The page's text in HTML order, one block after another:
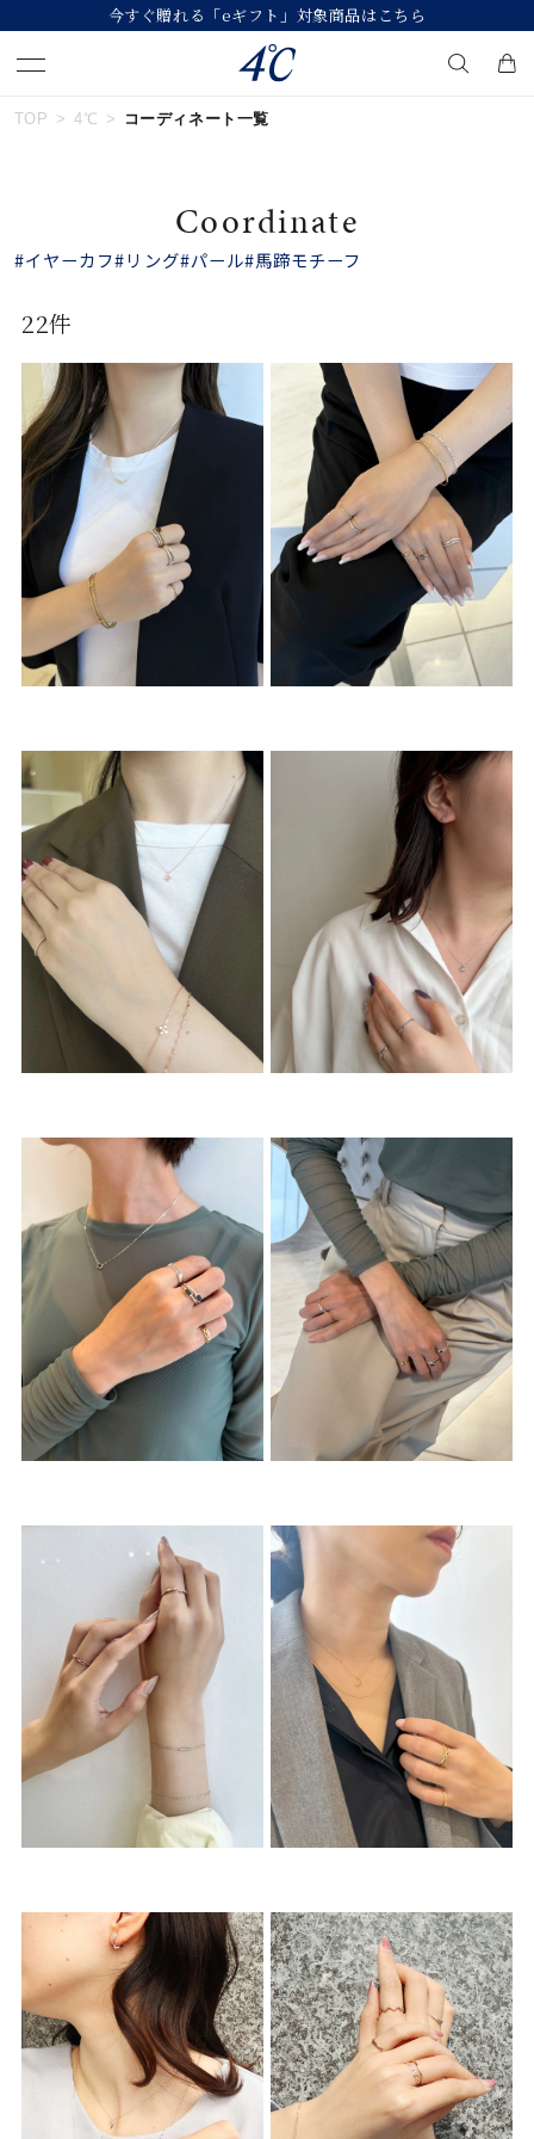
今すぐ贈れる「eギフト」対象商品はこちら
人気検索キーワード
#くまのプーさん
ブランド ４℃
カテゴリー すべてのジュエリー
カラー
モチーフ
石の色
ファッションテイス
着用シーン
コレクション
レディース
リングサイズ
メンズ
リングサイズ
価格 ¥0
在庫 在庫ありのみ すべて表示
TOP 4℃ コーディネート一覧
Coordinate
#イヤーカフ#リング#パール#馬蹄モチーフ
22件